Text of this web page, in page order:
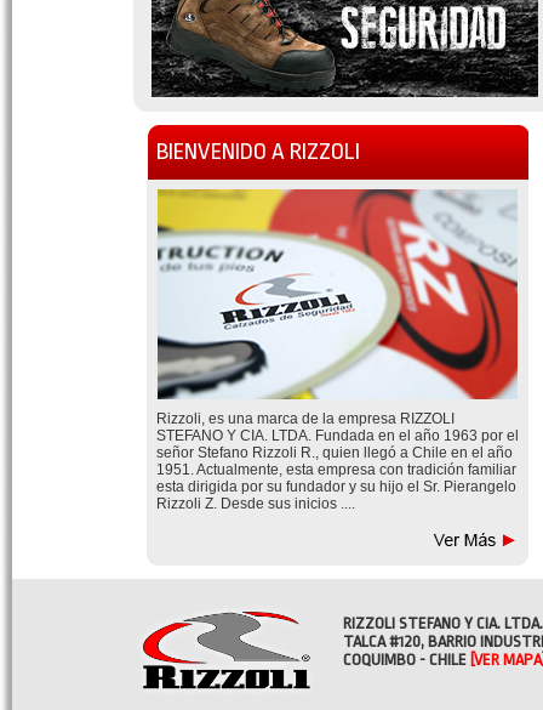
BIENVENIDO A RIZZOLI
Rizzoli, es una marca de la empresa RIZZOLI
STEFANO Y CIA. LTDA. Fundada en el año 1963 por el
señor Stefano Rizzoli R., quien llegó a Chile en el año
1951. Actualmente, esta empresa con tradición familiar
esta dirigida por su fundador y su hijo el Sr. Pierangelo
Rizzoli Z. Desde sus inicios ....
RIZZOLI STEFANO Y CIA. LTDA.
TALCA #120, BARRIO
COQUIMBO - CHILE [VER